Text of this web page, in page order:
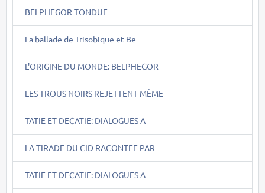
BELPHEGOR TONDUE
La ballade de Trisobique et Be
L'ORIGINE DU MONDE: BELPHEGOR
LES TROUS NOIRS REJETTENT MÊME
TATIE ET DECATIE: DIALOGUES A
LA TIRADE DU CID RACONTEE PAR
TATIE ET DECATIE: DIALOGUES A